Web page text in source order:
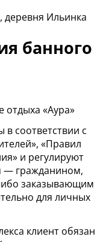
деревня Ильинка
банного
отдыха «Аура»
соответствии с
«Правил
и регулируют
— гражданином,
заказывающим
для личных
клиент обязан